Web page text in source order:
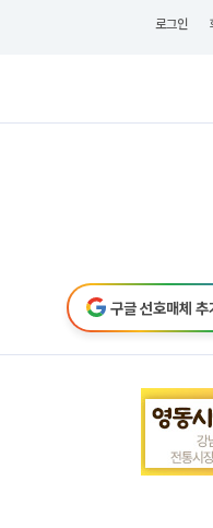
로그인
구글 선호매체 추